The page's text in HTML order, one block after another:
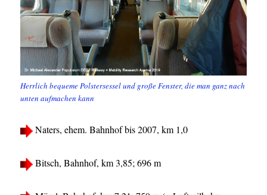
Herrlich bequeme Polstersessel und große Fenster, die man ganz nach
unten aufmachen kann
Naters, ehem. Bahnhof bis 2007, km 1,0
Bitsch, Bahnhof, km 3,85; 696 m